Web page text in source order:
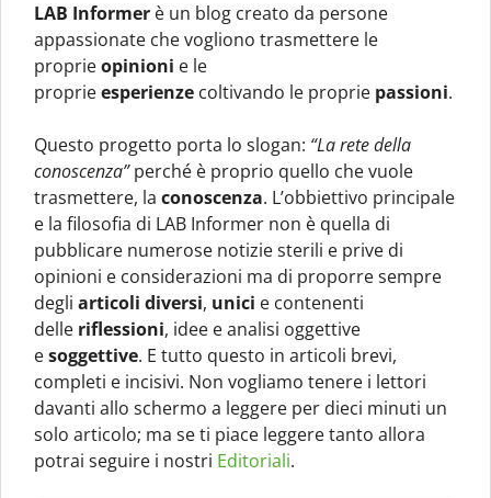
LAB Informer è un blog creato da persone
appassionate che vogliono trasmettere le
proprieopinioni e le
proprieesperienze coltivando le proprie passioni.
Questo progetto porta lo slogan: “La rete della
conoscenza”perché è proprio quello che vuole
trasmettere, la conoscenza. L’obbiettivo principale
e la filosofia di LAB Informer non è quella di
pubblicare numerose notizie sterili e prive di
opinioni e considerazioni ma di proporre sempre
degli articoli diversi, unici e contenenti
delle riflessioni, idee e analisi oggettive
esoggettive. E tutto questo in articoli brevi,
completi e incisivi. Non vogliamo tenere i lettori
davanti allo schermo a leggere per dieci minuti un
solo articolo; ma se ti piace leggere tanto allora
potrai seguire i nostri Editoriali.